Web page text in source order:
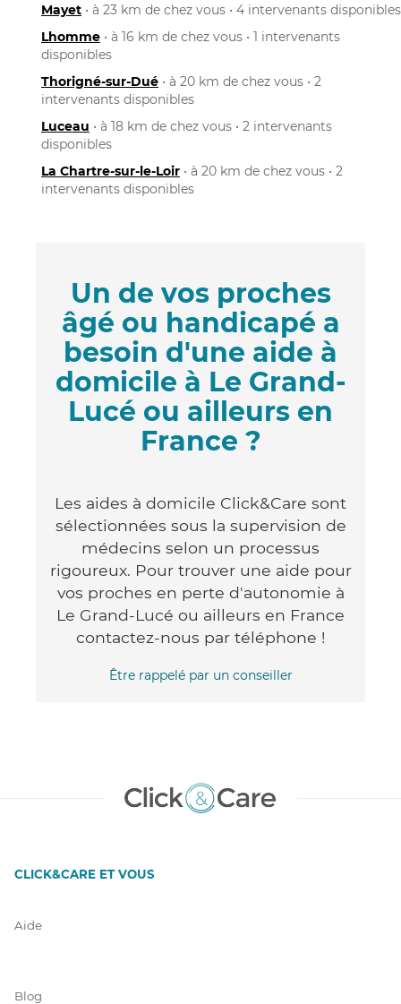
Mayet • à 23 km de chez vous • 4 intervenants disponibles
Lhomme • à 16 km de chez vous • 1 intervenants
disponibles
Thorigné-sur-Dué • à 20 km de chez vous • 2
intervenants disponibles
Luceau • à 18 km de chez vous • 2 intervenants
disponibles
La Chartre-sur-le-Loir • à 20 km de chez vous • 2
intervenants disponibles
Un de vos proches
âgé ou handicapé a
besoin d'une aide à
domicile à Le Grand-
Lucé ou ailleurs en
France ?
Les aides à domicile Click&Care sont
sélectionnées sous la supervision de
médecins selon un processus
rigoureux. Pour trouver une aide pour
vos proches en perte d'autonomie à
Le Grand-Lucé ou ailleurs en France
contactez-nous par téléphone !
Être rappelé par un conseiller
CLICK&CARE ET VOUS
Aide
Blog